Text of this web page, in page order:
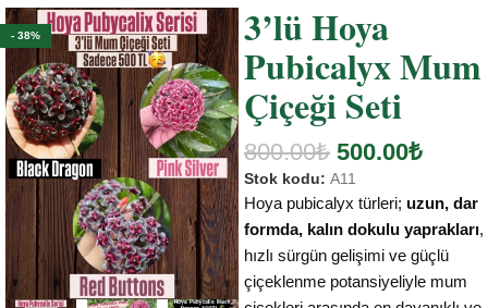
- 38% 3’lü Hoya
Pubicalyx Mum
Çiçeği Seti
800.00₺ 500.00₺
Stok kodu: A11
Hoya pubicalyx türleri; uzun, dar
formda, kalın dokulu yaprakları,
hızlı sürgün gelişimi ve güçlü
çiçeklenme potansiyeliyle mum